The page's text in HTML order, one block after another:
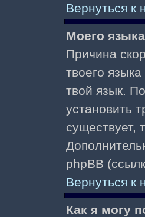
Вернуться к
Моего
Причина
твоего
твой язык.
установить
существует,
phpBB
Вернуться к
Как я могу